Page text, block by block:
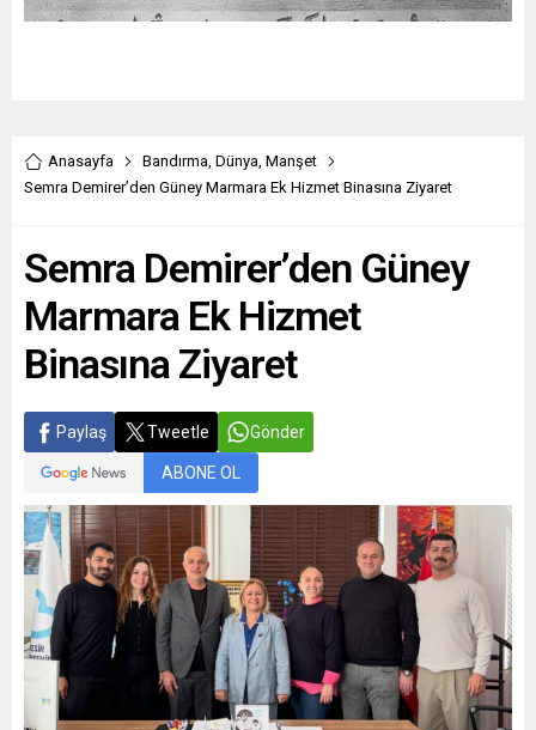
Anasayfa Bandırma, Dünya, Manşet
Semra Demirer’den Güney Marmara Ek Hizmet Binasına Ziyaret
Semra Demirer’den Güney
Marmara Ek Hizmet
Binasına Ziyaret
Paylaş Tweetle Gönder
ABONE OL